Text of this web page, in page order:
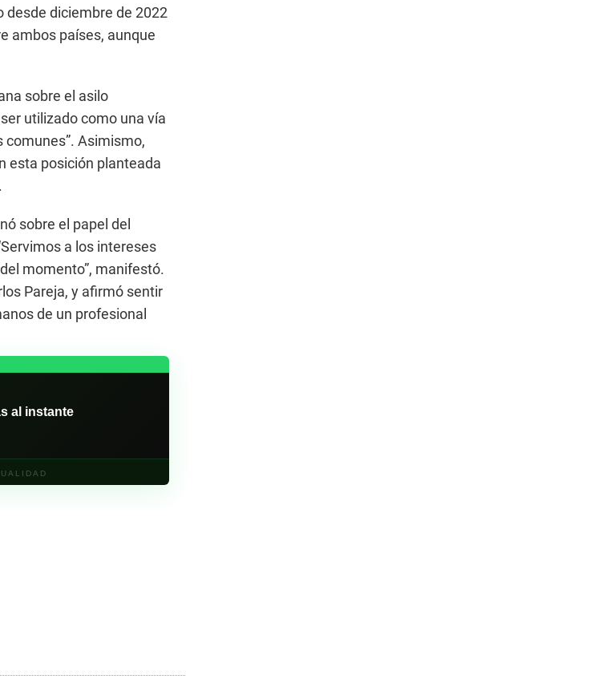
desde diciembre de 2022
ambos países, aunque
sobre el asilo
utilizado como una vía
Asimismo,
esta posición planteada
sobre el papel del
a los intereses
momento”, manifestó.
Pareja, y afirmó sentir
de un profesional
al instante